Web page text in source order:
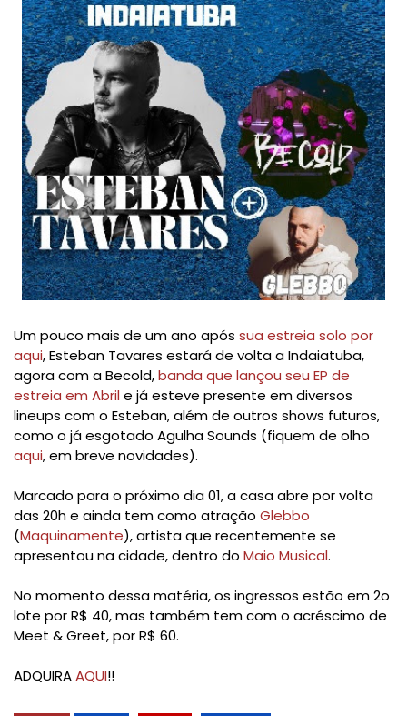
Um pouco mais de um ano após sua estreia solo por
aqui, Esteban Tavares estará de volta a Indaiatuba,
agora com a Becold,banda que lançou seu EP de
estreia em Abrile já esteve presente em diversos
lineups com o Esteban, além de outros shows futuros,
como o já esgotado Agulha Sounds (fiquem de olho
aqui, em breve novidades).
Marcado para o próximo dia 01, a casa abre por volta
das 20h e ainda tem como atração Glebbo
(Maquinamente), artista que recentemente se
apresentou na cidade, dentro do Maio Musical.
No momento dessa matéria, os ingressos estão em 2o
lote por R$ 40, mas também tem com o acréscimo de
Meet & Greet, por R$ 60.
ADQUIRAAQUI!!